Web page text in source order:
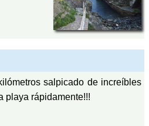
salpicado de increíbles
playa rápidamente!!!